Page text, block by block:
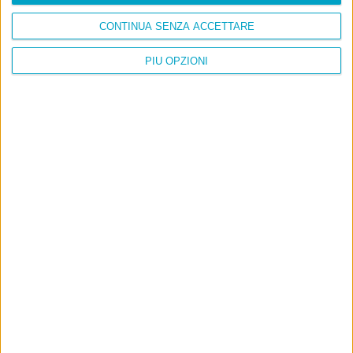
PIÙ OPZIONI
CONTINUA SENZA ACCETTARE